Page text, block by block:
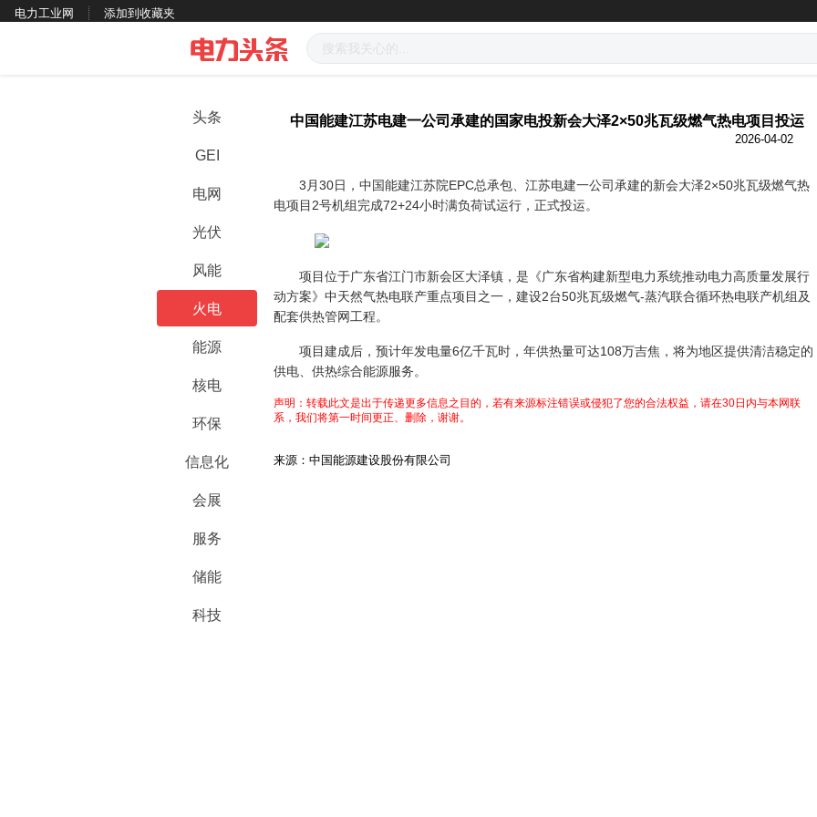
电力工业网 添加到收藏夹
头条
GEI
电网
光伏
风能
火电
能源
核电
环保
信息化
会展
服务
储能
科技
中国能建江苏电建一公司承建的国家电投新会大泽2×50兆瓦级燃气热电项目投运
2026-04-02
3月30日，中国能建江苏院EPC总承包、江苏电建一公司承建的新会大泽2×50兆瓦级燃气热
电项目2号机组完成72+24小时满负荷试运行，正式投运。
项目位于广东省江门市新会区大泽镇，是《广东省构建新型电力系统推动电力高质量发展行
动方案》中天然气热电联产重点项目之一，建设2台50兆瓦级燃气-蒸汽联合循环热电联产机组及
配套供热管网工程。
项目建成后，预计年发电量6亿千瓦时，年供热量可达108万吉焦，将为地区提供清洁稳定的
供电、供热综合能源服务。
声明：转载此文是出于传递更多信息之目的，若有来源标注错误或侵犯了您的合法权益，请在30日内与本网联
系，我们将第一时间更正、删除，谢谢。
来源：中国能源建设股份有限公司